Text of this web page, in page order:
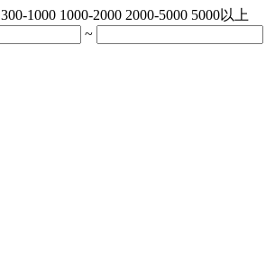
300-1000 1000-2000 2000-5000 5000以上
~